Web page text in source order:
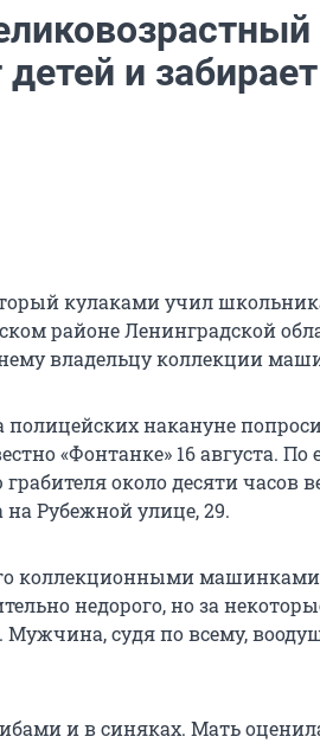
и забирает
кулаками учил
районе Ленинградской
владельцу коллекции
накануне
«Фонтанке» 16 августа. По
около десяти часов
на Рубежной улице, 29.
коллекционными
недорого, но за
судя по всему,
и в синяках. Мать